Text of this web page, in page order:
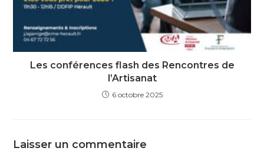
Les conférences flash des Rencontres de
l’Artisanat
6 octobre 2025
Laisser un commentaire